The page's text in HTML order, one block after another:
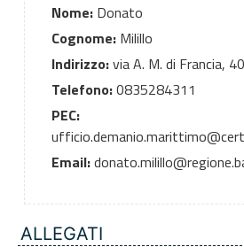
Nome:Donato
Cognome:Milillo
Indirizzo:via A. M. di Francia, 40
Telefono:0835284311
PEC:
Email:
ALLEGATI